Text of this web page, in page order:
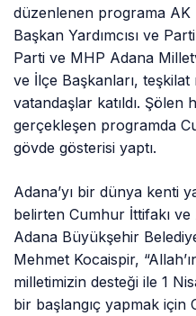
düzenlenen programa AK
Başkan Yardımcısı ve
Parti ve MHP Adana
ve İlçe Başkanları,
vatandaşlar katıldı. Şölen
gerçekleşen programda
gövde gösterisi yaptı.
Adana’yı bir dünya kenti
belirten Cumhur İttifakı ve
Adana Büyükşehir
Mehmet Kocaispir,
milletimizin desteği ile 1
bir başlangıç yapmak için